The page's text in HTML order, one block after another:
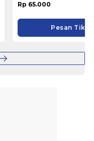
Rp 65.000
Pesan Tiket